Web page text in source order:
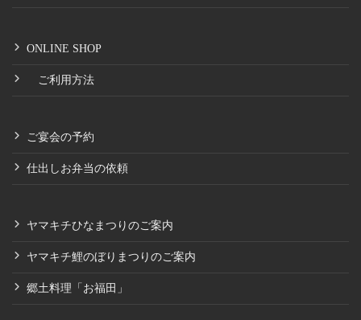
ONLINE SHOP
ご利用方法
ご宴会の予約
仕出しお弁当の依頼
ヤマキチひなまつりのご案内
ヤマキチ鯉のぼりまつりのご案内
郷土料理「お福田」